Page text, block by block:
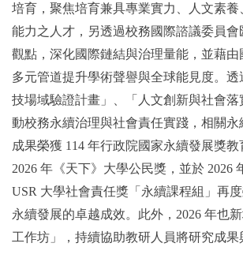
培育，聚焦培育兼具專業實力、人文素
能力之人才，另透過校務國際諮議委員
觀點，深化國際鏈結與治理量能，並藉由
多元管道提升學術聲譽與全球能見度。
技場域驗證計畫」、「人文創新與社會落
動校務永續治理與社會責任實踐，相關永
成果榮獲 114 年行政院國家永續發展獎
2026 年《天下》大學公民獎，並於 2026
USR 大學社會責任獎「永續課程組」再
永續發展的卓越成效。此外，2026 年也
工作坊」，持續協助教研人員將研究成果